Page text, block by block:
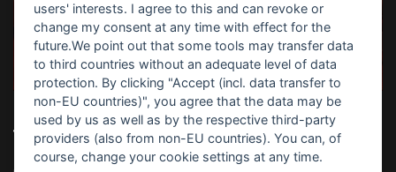
TOP-SUCHBEGRIFFE
users' interests. I agree to this and can revoke or
change my consent at any time with effect for the
future.We point out that some tools may transfer data
to third countries without an adequate level of data
protection. By clicking "Accept (incl. data transfer to
non-EU countries)", you agree that the data may be
used by us as well as by the respective third-party
providers (also from non-EU countries). You can, of
course, change your cookie settings at any time.